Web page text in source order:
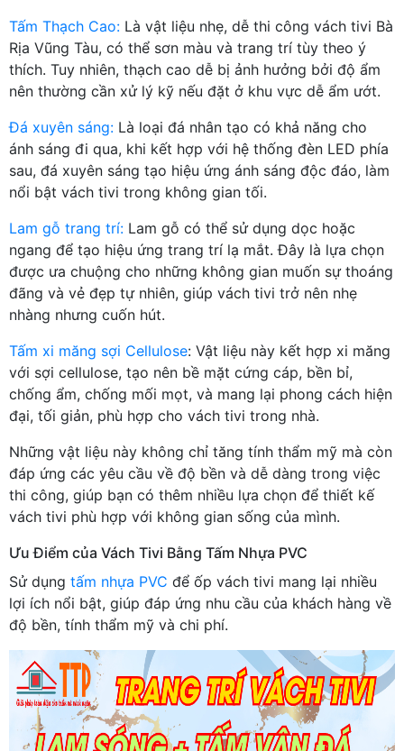
Tấm Thạch Cao: Là vật liệu nhẹ, dễ thi công vách tivi Bà
Rịa Vũng Tàu, có thể sơn màu và trang trí tùy theo ý
thích. Tuy nhiên, thạch cao dễ bị ảnh hưởng bởi độ ẩm
nên thường cần xử lý kỹ nếu đặt ở khu vực dễ ẩm ướt.
Đá xuyên sáng: Là loại đá nhân tạo có khả năng cho
ánh sáng đi qua, khi kết hợp với hệ thống đèn LED phía
sau, đá xuyên sáng tạo hiệu ứng ánh sáng độc đáo, làm
nổi bật vách tivi trong không gian tối.
Lam gỗ trang trí: Lam gỗ có thể sử dụng dọc hoặc
ngang để tạo hiệu ứng trang trí lạ mắt. Đây là lựa chọn
được ưa chuộng cho những không gian muốn sự thoáng
đãng và vẻ đẹp tự nhiên, giúp vách tivi trở nên nhẹ
nhàng nhưng cuốn hút.
Tấm xi măng sợi Cellulose: Vật liệu này kết hợp xi măng
với sợi cellulose, tạo nên bề mặt cứng cáp, bền bỉ,
chống ẩm, chống mối mọt, và mang lại phong cách hiện
đại, tối giản, phù hợp cho vách tivi trong nhà.
Những vật liệu này không chỉ tăng tính thẩm mỹ mà còn
đáp ứng các yêu cầu về độ bền và dễ dàng trong việc
thi công, giúp bạn có thêm nhiều lựa chọn để thiết kế
vách tivi phù hợp với không gian sống của mình.
Ưu Điểm của Vách Tivi Bằng Tấm Nhựa PVC
Sử dụng tấm nhựa PVC để ốp vách tivi mang lại nhiều
lợi ích nổi bật, giúp đáp ứng nhu cầu của khách hàng về
độ bền, tính thẩm mỹ và chi phí.